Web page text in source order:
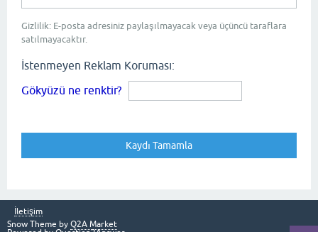
Gizlilik: E-posta adresiniz paylaşılmayacak veya üçüncü taraflara
satılmayacaktır.
İstenmeyen Reklam Koruması:
Gökyüzü ne renktir?
İletişim
Snow Theme by Q2A Market